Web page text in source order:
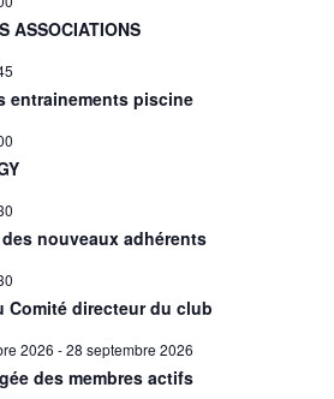
ASSOCIATIONS
entrainements piscine
nouveaux adhérents
Comité directeur du club
2026 -28 septembre 2026
des membres actifs